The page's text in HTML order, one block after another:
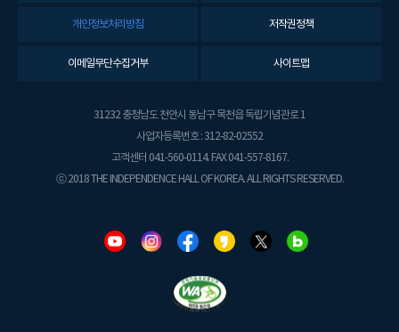
개인정보처리방침 저작권정책
이메일무단수집거부 사이트맵
31232 충청남도 천안시 동남구 목천읍 독립기념관로 1
사업자등록번호 : 312-82-02552
고객센터 041-560-0114. FAX 041-557-8167.
ⓒ 2018 THE INDEPENDENCE HALL OF KOREA. ALL RIGHTS RESERVED.